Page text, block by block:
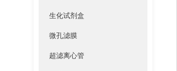
生化试剂盒
微孔滤膜
超滤离心管